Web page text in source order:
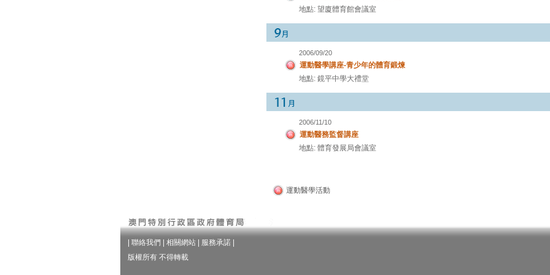
地點: 望廈體育館會議室
2006/09/20
運動醫學講座-青少年的體育鍛煉
地點: 鏡平中學大禮堂
2006/11/10
運動醫務監督講座
地點: 體育發展局會議室
運動醫學活動
聯絡我們 相關網站 服務承諾
版權所有 不得轉載